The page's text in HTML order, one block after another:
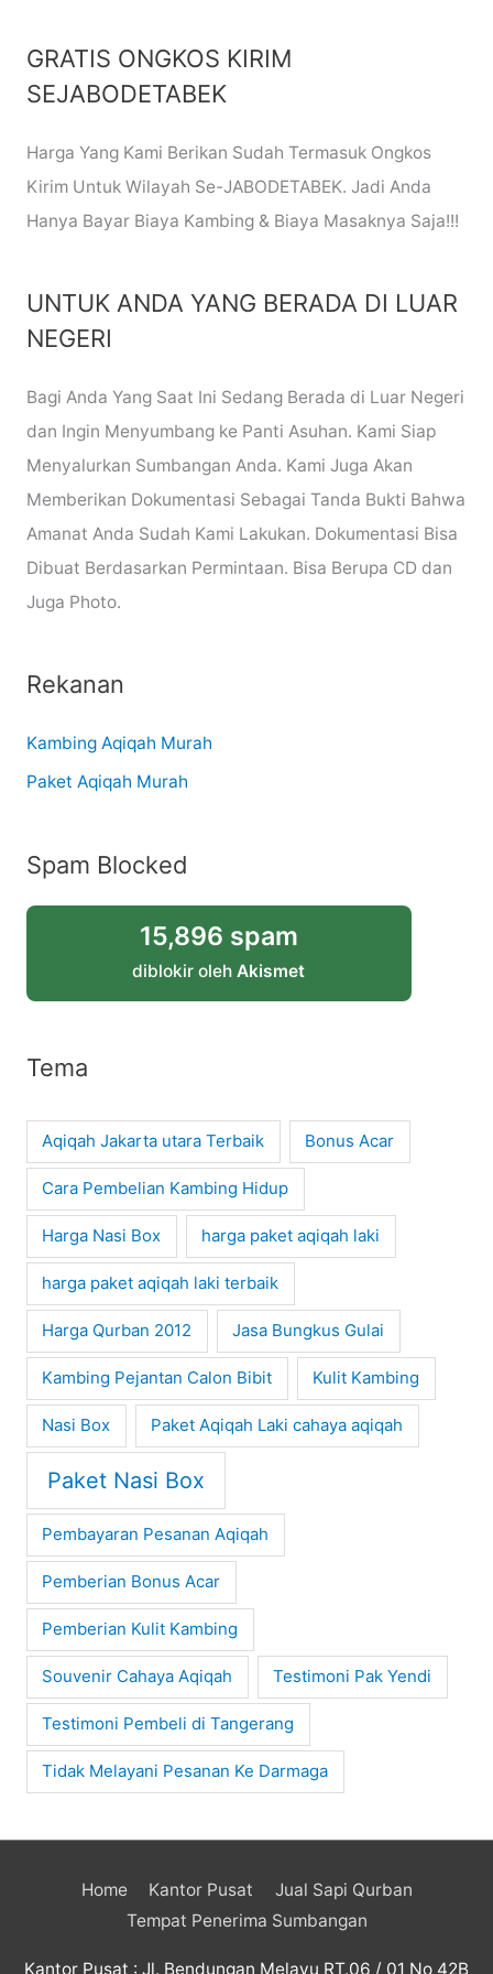
GRATIS ONGKOS KIRIM
SEJABODETABEK
Harga Yang Kami Berikan Sudah Termasuk Ongkos
Kirim Untuk Wilayah Se-JABODETABEK. Jadi Anda
Hanya Bayar Biaya Kambing & Biaya Masaknya Saja!!!
UNTUK ANDA YANG BERADA DI LUAR
NEGERI
Bagi Anda Yang Saat Ini Sedang Berada di Luar Negeri
dan Ingin Menyumbang ke Panti Asuhan. Kami Siap
Menyalurkan Sumbangan Anda. Kami Juga Akan
Memberikan Dokumentasi Sebagai Tanda Bukti Bahwa
Amanat Anda Sudah Kami Lakukan. Dokumentasi Bisa
Dibuat Berdasarkan Permintaan. Bisa Berupa CD dan
Juga Photo.
Rekanan
Kambing Aqiqah Murah
Paket Aqiqah Murah
Spam Blocked
15,896 spam
diblokir olehAkismet
Tema
Aqiqah Jakarta utara Terbaik Bonus Acar
Cara Pembelian Kambing Hidup
Harga Nasi Box harga paket aqiqah laki
harga paket aqiqah laki terbaik
Harga Qurban 2012 Jasa Bungkus Gulai
Kambing Pejantan Calon Bibit Kulit Kambing
Nasi Box Paket Aqiqah Laki cahaya aqiqah
Paket Nasi Box
Pembayaran Pesanan Aqiqah
Pemberian Bonus Acar
Pemberian Kulit Kambing
Souvenir Cahaya Aqiqah Testimoni Pak Yendi
Testimoni Pembeli di Tangerang
Tidak Melayani Pesanan Ke Darmaga
Home Kantor Pusat
Jual Sapi Qurban
Tempat Penerima Sumbangan
Kantor Pusat : Jl. Bendungan Melayu RT.06 / 01 No 42B